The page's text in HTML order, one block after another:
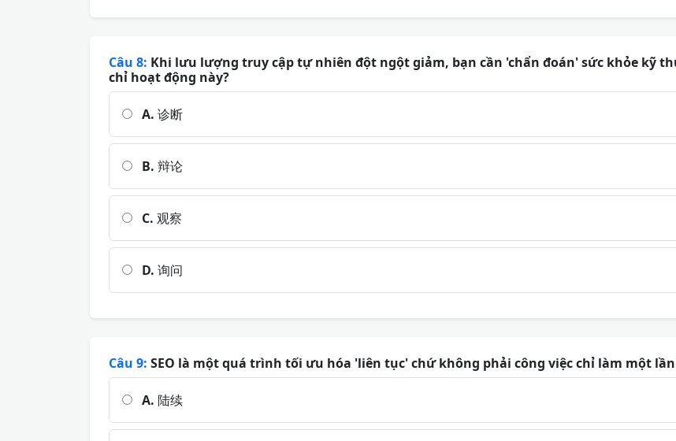
Câu 8: Khi lưu lượng truy cập tự nhiên đột ngột giảm, bạn cần 'chẩn đoán' sức khỏe kỹ
chỉ hoạt động này?
A. 诊断
B. 辩论
C. 观察
D. 询问
Câu 9: SEO là một quá trình tối ưu hóa 'liên tục' chứ không phải công việc chỉ làm một
A. 陆续